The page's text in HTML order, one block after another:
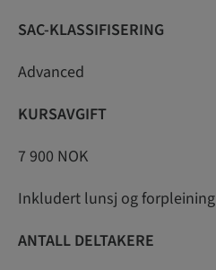
SAC-KLASSIFISERING
Advanced
KURSAVGIFT
7 900 NOK
Inkludert lunsj og forpleining
ANTALL DELTAKERE